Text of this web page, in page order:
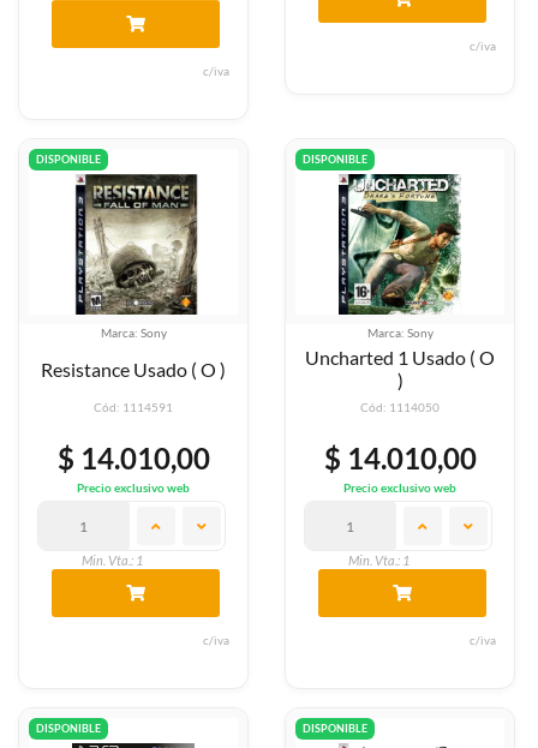
c/iva
c/iva
DISPONIBLE
Marca: Sony
Resistance Usado ( O )
Cód: 1114591
$ 14.010,00
Precio exclusivo web
Min. Vta.: 1
c/iva
DISPONIBLE
Marca: Sony
Uncharted 1 Usado ( O
)
Cód: 1114050
$ 14.010,00
Precio exclusivo web
Min. Vta.: 1
c/iva
DISPONIBLE DISPONIBLE